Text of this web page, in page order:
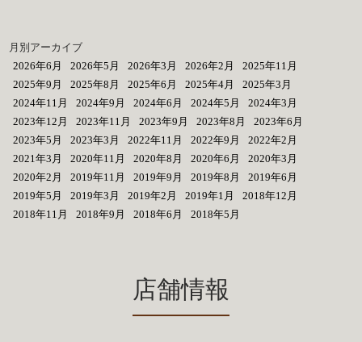
月別アーカイブ
2026年6月
2026年5月 2026年3月 2026年2月
2025年11月
2025年9月
2025年8月 2025年6月 2025年4月
2025年3月
2024年11月
2024年9月 2024年6月 2024年5月
2024年3月
2023年12月
2023年11月 2023年9月 2023年8月
2023年6月
2023年5月
2023年3月 2022年11月 2022年9月
2022年2月
2021年3月
2020年11月 2020年8月 2020年6月
2020年3月
2020年2月
2019年11月 2019年9月 2019年8月
2019年6月
2019年5月
2019年3月 2019年2月 2019年1月
2018年12月
2018年11月
2018年9月 2018年6月 2018年5月
店舗情報